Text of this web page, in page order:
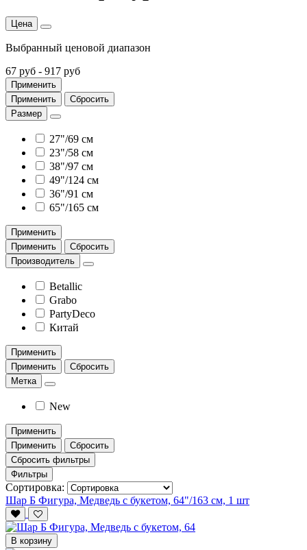
Цена
Выбранный ценовой диапазон
67 руб - 917 руб
Применить
Применить
Сбросить
Размер
27"/69 см
23"/58 см
38"/97 см
49"/124 см
36"/91 см
65"/165 см
Применить
Применить
Сбросить
Производитель
Betallic
Grabo
PartyDeco
Китай
Применить
Применить
Сбросить
Метка
New
Применить
Применить
Сбросить
Сбросить фильтры
Фильтры
Сортировка:
Шар Б Фигура, Медведь с букетом, 64"/163 см, 1 шт
В корзину